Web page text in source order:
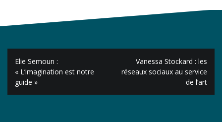
Navigation
de
l’article
Elie Semoun :
« L’imagination est notre
guide »
Vanessa Stockard : les
réseaux sociaux au service
de l’art